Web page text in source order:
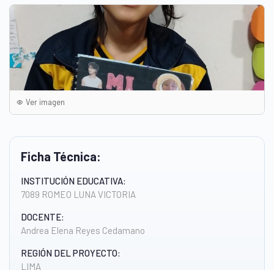
Ficha Técnica:
INSTITUCIÓN EDUCATIVA:
7089 ROMEO LUNA VICTORIA
DOCENTE:
Andrea Elena Reyes Cedamano
REGIÓN DEL PROYECTO:
LIMA
Ver imagen